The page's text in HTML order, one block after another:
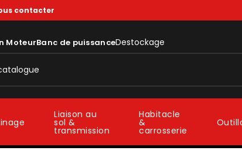
contacter
MoteurBanc de puissanceDestockage
Liaison au
sol &
transmission
Habitacle
&
carrosserie